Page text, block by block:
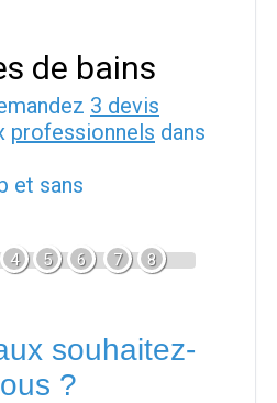
de bains
3 devis
professionnels dans
et sans
4 5 6 7 8
souhaitez-
?